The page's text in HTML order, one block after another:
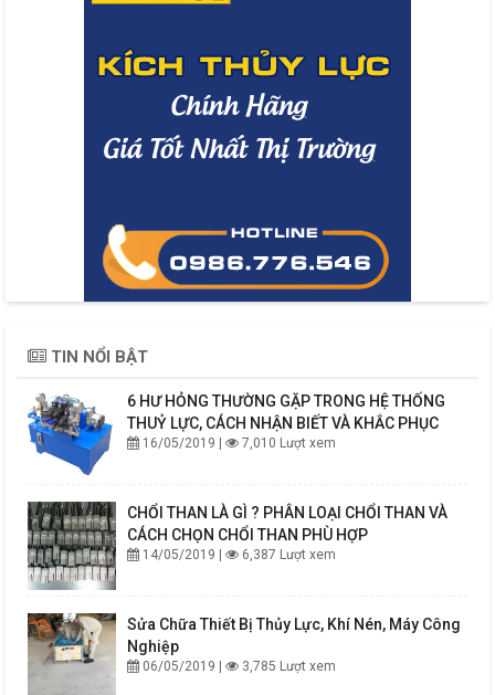
TIN NỔI BẬT
6 HƯ HỎNG THƯỜNG GẶP TRONG HỆ THỐNG
THUỶ LỰC, CÁCH NHẬN BIẾT VÀ KHẮC PHỤC
16/05/2019 | 7,010 Lượt xem
CHỔI THAN LÀ GÌ ? PHÂN LOẠI CHỔI THAN VÀ
CÁCH CHỌN CHỔI THAN PHÙ HỢP
14/05/2019 | 6,387 Lượt xem
Sửa Chữa Thiết Bị Thủy Lực, Khí Nén, Máy Công
Nghiệp
06/05/2019 | 3,785 Lượt xem